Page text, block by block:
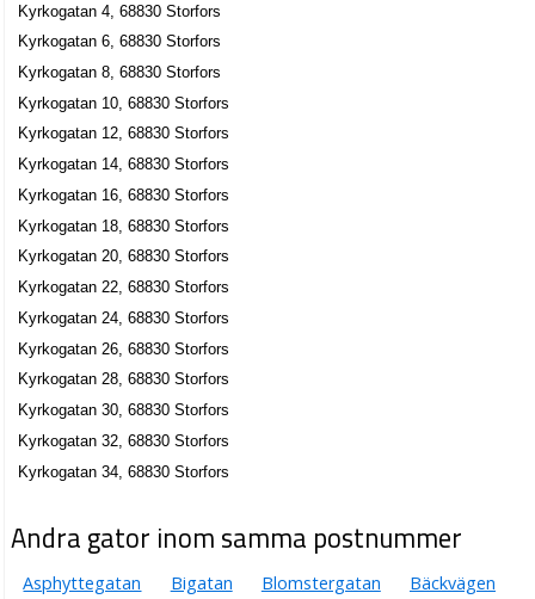
Kyrkogatan 4, 68830 Storfors
Kyrkogatan 6, 68830 Storfors
Kyrkogatan 8, 68830 Storfors
Kyrkogatan 10, 68830 Storfors
Kyrkogatan 12, 68830 Storfors
Kyrkogatan 14, 68830 Storfors
Kyrkogatan 16, 68830 Storfors
Kyrkogatan 18, 68830 Storfors
Kyrkogatan 20, 68830 Storfors
Kyrkogatan 22, 68830 Storfors
Kyrkogatan 24, 68830 Storfors
Kyrkogatan 26, 68830 Storfors
Kyrkogatan 28, 68830 Storfors
Kyrkogatan 30, 68830 Storfors
Kyrkogatan 32, 68830 Storfors
Kyrkogatan 34, 68830 Storfors
Andra gator inom samma postnummer
Asphyttegatan Bigatan Blomstergatan
Bäckvägen